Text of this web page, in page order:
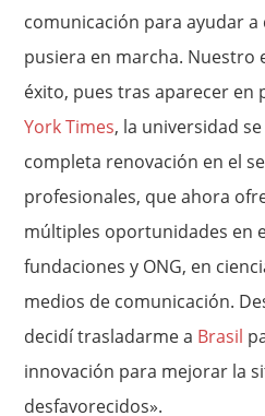
comunicación para ayudar a
pusiera en marcha. Nuestro
éxito, pues tras aparecer
York Times, la universidad
completa renovación en el
profesionales, que ahora
múltiples oportunidades en
fundaciones y ONG, en
medios de comunicación.
decidí trasladarme a Brasil
innovación para mejorar la
desfavorecidos».